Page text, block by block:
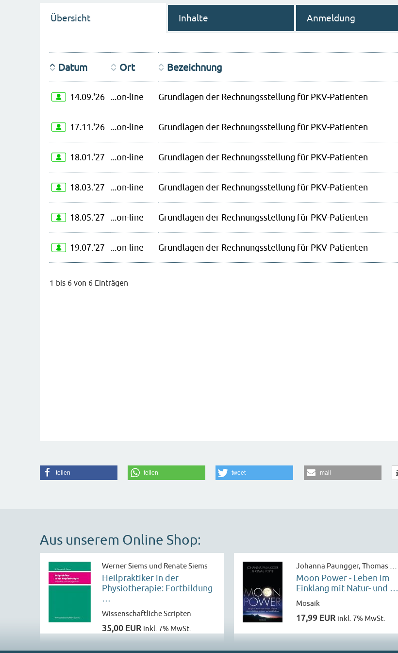
Übersicht Inhalte Anmeldung
Datum Ort Bezeichnung
14.09.'26 ...on-line Grundlagen der Rechnungsstellung für PKV-Patienten
17.11.'26 ...on-line Grundlagen der Rechnungsstellung für PKV-Patienten
18.01.'27 ...on-line Grundlagen der Rechnungsstellung für PKV-Patienten
18.03.'27 ...on-line Grundlagen der Rechnungsstellung für PKV-Patienten
18.05.'27 ...on-line Grundlagen der Rechnungsstellung für PKV-Patienten
19.07.'27 ...on-line Grundlagen der Rechnungsstellung für PKV-Patienten
1 bis 6 von 6 Einträgen
teilen teilen tweet mail
Aus unserem Online Shop:
Werner Siems und Renate Siems
Heilpraktiker in der
Physiotherapie: Fortbildung
…
Wissenschaftliche Scripten
35,00 EUR inkl. 7% MwSt.
Johanna Paungger,‎ Thomas …
Moon Power - Leben im
Einklang mit Natur- und …
Mosaik
17,99 EUR inkl. 7% MwSt.